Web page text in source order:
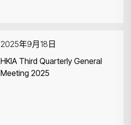
2025年9月18日
HKIA Third Quarterly General
Meeting 2025